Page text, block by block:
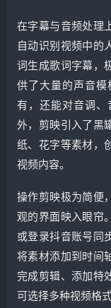
在字幕与音频处理
自动识别视频中的
词生成歌词字幕，
供了大量的声音
有，还能对音调
外，剪映引入了黑
纸、花字等素材，
视频内容。
操作剪映极为简便
观的界面映入眼帘
或登录抖音账号同
将素材添加到时间
完成剪辑、添加特
可选择多种视频格